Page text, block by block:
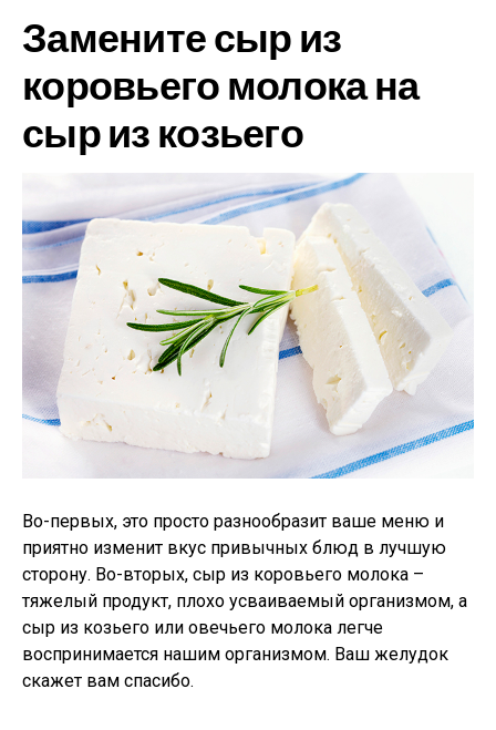
Замените сыр из
коровьего молока на
сыр из козьего
Во-первых, это просто разнообразит ваше меню и
приятно изменит вкус привычных блюд в лучшую
сторону. Во-вторых, сыр из коровьего молока –
тяжелый продукт, плохо усваиваемый организмом, а
сыр из козьего или овечьего молока легче
воспринимается нашим организмом. Ваш желудок
скажет вам спасибо.